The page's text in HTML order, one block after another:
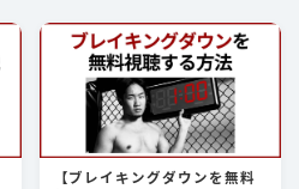
【ブレイキングダウンを無料